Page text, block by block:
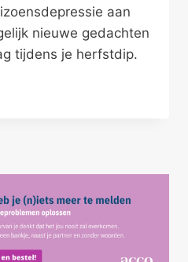
aan
nieuwe gedachten
tijdens je herfstdip.